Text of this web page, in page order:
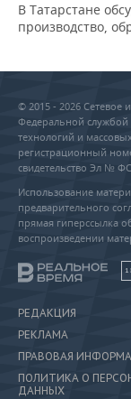
В Татарстане
производство,
© 2015 - 2026 Сетевое
Федеральной
технологий и
регистрационный
свидетельство Эл № ФС
Использование
предварительного
прямая гиперссылка
воспроизведении
РЕДАКЦИЯ
РЕКЛАМА
ПРАВОВАЯ
ПОЛИТИКА О
ДАННЫХ